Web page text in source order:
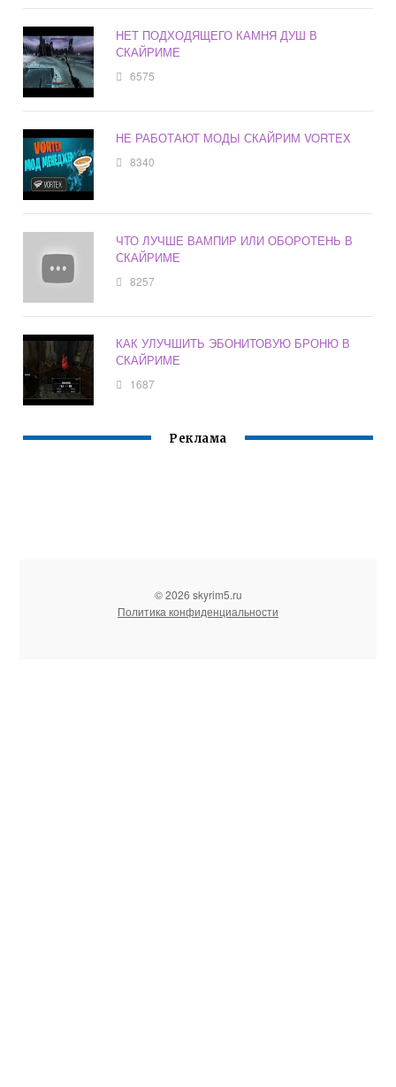
НЕТ ПОДХОДЯЩЕГО КАМНЯ ДУШ В
СКАЙРИМЕ
6575
НЕ РАБОТАЮТ МОДЫ СКАЙРИМ VORTEX
8340
ЧТО ЛУЧШЕ ВАМПИР ИЛИ ОБОРОТЕНЬ В
СКАЙРИМЕ
8257
КАК УЛУЧШИТЬ ЭБОНИТОВУЮ БРОНЮ В
СКАЙРИМЕ
1687
Реклама
© 2026 skyrim5.ru
Политика конфиденциальности